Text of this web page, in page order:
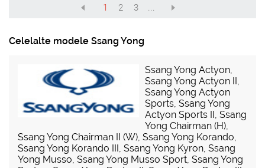
1 2 3
Celelalte modele Ssang Yong
Ssang Yong Actyon,
Ssang Yong Actyon II,
Ssang Yong Actyon
Sports, Ssang Yong
Actyon Sports II, Ssang
Yong Chairman (H),
Ssang Yong Chairman II (W), Ssang Yong Korando,
Ssang Yong Korando III, Ssang Yong Kyron, Ssang
Yong Musso, Ssang Yong Musso Sport, Ssang Yong